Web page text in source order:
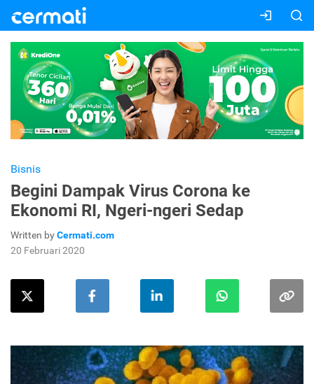
Bisnis
Begini Dampak Virus Corona ke
Ekonomi RI, Ngeri-ngeri Sedap
Written byCermati.com
20 Februari 2020